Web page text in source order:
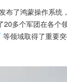
布了鸿蒙操作系统
20多个军团在各个
等领域取得了重要突